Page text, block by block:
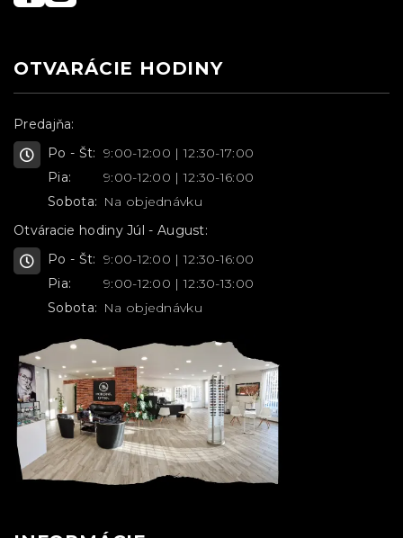
OTVARÁCIE HODINY
Predajňa:
Po - Št: 9:00-12:00 | 12:30-17:00
Pia:
9:00-12:00 | 12:30-16:00
Sobota: Na objednávku
Otváracie hodiny Júl - August:
Po - Št: 9:00-12:00 | 12:30-16:00
Pia:
9:00-12:00 | 12:30-13:00
Sobota: Na objednávku